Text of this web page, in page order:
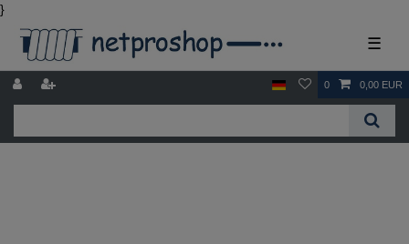
}
☰
0 0,00 EUR